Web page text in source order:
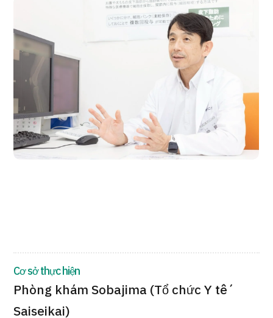
Hướng dẫn và chính sách của công ty
Quản trị JTB
Tiếng Nhật
Tiếng Trung Quốc
Tiếng Việt
Liên hệ
Cơ sở thực hiện
Phòng khám Sobajima (Tổ chức Y tế
Saiseikai)